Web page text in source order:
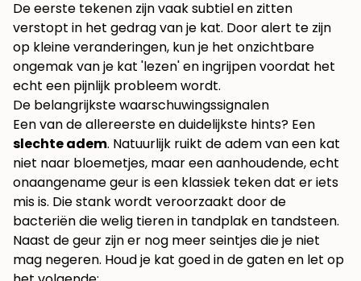
De eerste tekenen zijn vaak subtiel en zitten
verstopt in het gedrag van je kat. Door alert te zijn
op kleine veranderingen, kun je het onzichtbare
ongemak van je kat 'lezen' en ingrijpen voordat het
echt een pijnlijk probleem wordt.
De belangrijkste waarschuwingssignalen
Een van de allereerste en duidelijkste hints? Een
slechte adem. Natuurlijk ruikt de adem van een kat
niet naar bloemetjes, maar een aanhoudende, echt
onaangename geur is een klassiek teken dat er iets
mis is. Die stank wordt veroorzaakt door de
bacteriën die welig tieren in tandplak en tandsteen.
Naast de geur zijn er nog meer seintjes die je niet
mag negeren. Houd je kat goed in de gaten en let op